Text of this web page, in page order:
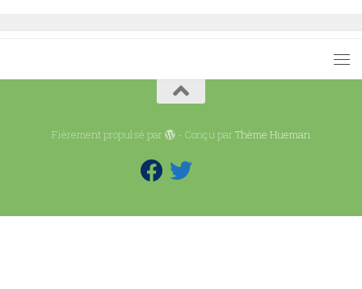
Fièrement propulsé par - Conçu parThème Hueman